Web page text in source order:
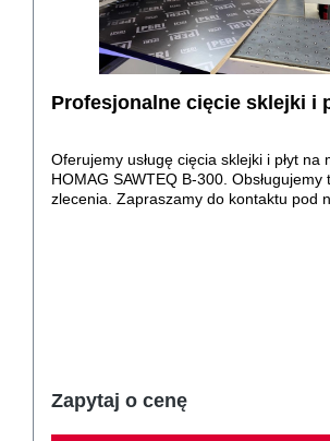
Profesjonalne cięcie sklejki i
Oferujemy usługę cięcia sklejki i płyt na
HOMAG SAWTEQ B-300. Obsługujemy
zlecenia. Zapraszamy do kontaktu pod
Zapytaj o cenę